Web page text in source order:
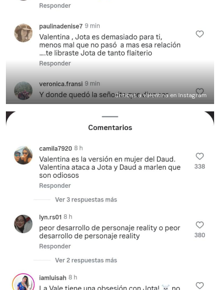
Criticas a Valentina en Instagram